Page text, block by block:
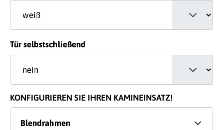
Tür selbstschließend
KONFIGURIEREN SIE IHREN KAMINEINSATZ!
Blendrahmen